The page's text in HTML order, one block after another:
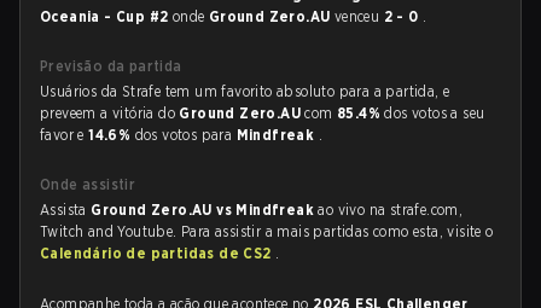
Oceania - Cup #2 onde Ground Zero.AU venceu 2 - 0 .
Previsão da partida
Usuários da Strafe tem um favorito absoluto para a partida, e
preveem a vitória do Ground Zero.AUcom 85.4%dos votos a seu
favor e14.6% dos votos para Mindfreak .
Onde assistir
Assista Ground Zero.AU vs Mindfreakao vivo na strafe.com,
Twitch and Youtube. Para assistir a mais partidas como esta, visite o
Calendário de partidas de CS2 .
Acompanhe toda a ação que acontece no 2026 ESL Challenger